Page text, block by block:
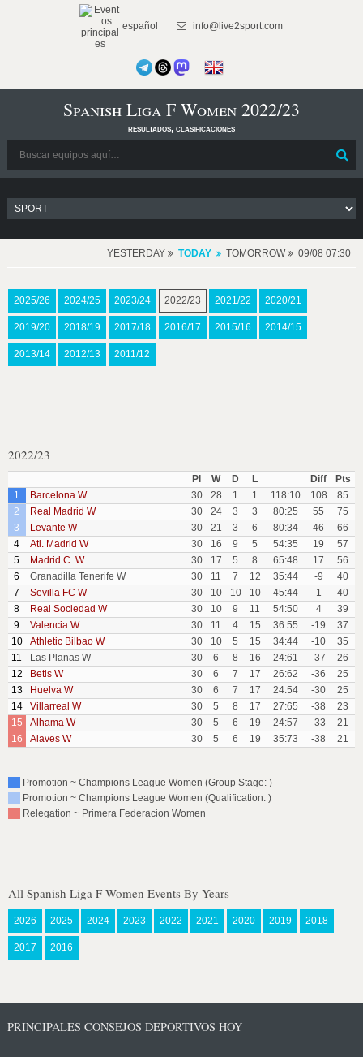
español info@live2sport.com
Spanish Liga F Women 2022/23
resultados, clasificaciones
YESTERDAY TODAY TOMORROW 09/08 07:30
2025/26 2024/25 2023/24 2022/23 2021/22 2020/21
2019/20 2018/19 2017/18 2016/17 2015/16 2014/15
2013/14 2012/13 2011/12
2022/23
Pl W D L Diff
Pts
1
Barcelona W 30 28 1 1 118:10 108
85
2
Real Madrid W 30 24 3 3 80:25 55
75
3
Levante W 30 21 3 6 80:34 46
66
4
Atl. Madrid W 30 16 9 5 54:35 19
57
5
Madrid C. W 30 17 5 8 65:48 17
56
6
Granadilla Tenerife W 30 11 7 12 35:44 -9
40
7
Sevilla FC W 30 10 10 10 45:44 1
40
8
Real Sociedad W 30 10 9 11 54:50 4
39
9
Valencia W 30 11 4 15 36:55 -19
37
10
Athletic Bilbao W 30 10 5 15 34:44 -10
35
11
Las Planas W 30 6 8 16 24:61 -37
26
12
Betis W 30 6 7 17 26:62 -36
25
13
Huelva W 30 6 7 17 24:54 -30
25
14
Villarreal W 30 5 8 17 27:65 -38
23
15
Alhama W 30 5 6 19 24:57 -33
21
16
Alaves W 30 5 6 19 35:73 -38 21
Promotion ~ Champions League Women (Group Stage: )
Promotion ~ Champions League Women (Qualification: )
Relegation ~ Primera Federacion Women
All Spanish Liga F Women Events By Years
2026 2025 2024 2023 2022 2021 2020 2019 2018
2017 2016
PRINCIPALES CONSEJOS DEPORTIVOS HOY